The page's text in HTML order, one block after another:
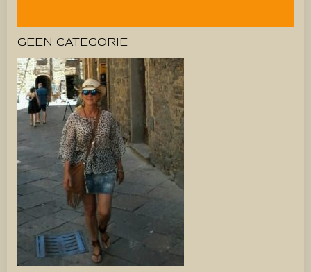
GEEN CATEGORIE